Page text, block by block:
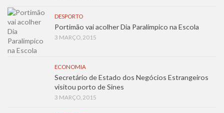
DESPORTO
Portimão vai acolher Dia Paralímpico na Escola
3 MARÇO, 2015
ECONOMIA
Secretário de Estado dos Negócios Estrangeiros
visitou porto de Sines
3 MARÇO, 2015